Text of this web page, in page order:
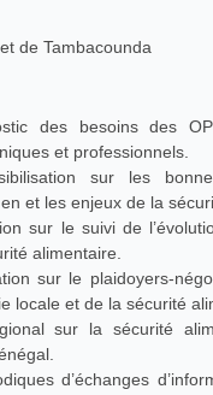
de Tambacounda
des besoins des
et professionnels.
sur les
et les enjeux de la
sur le suivi de
alimentaire.
lobbying
locale et de la sécurité
sur la sécurité
d’échanges